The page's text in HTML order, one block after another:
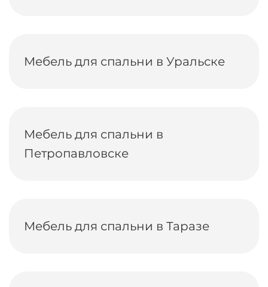
Мебель для спальни в Уральске
Мебель для спальни в
Петропавловске
Мебель для спальни в Таразе